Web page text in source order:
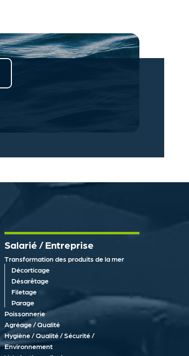
Salarié / Entreprise
Transformation des produits de la mer
Décorticage
Désarêtage
Filetage
Parage
Poissonnerie
Agréage / Qualité
Hygiène / Qualité / Sécurité /
Environnement